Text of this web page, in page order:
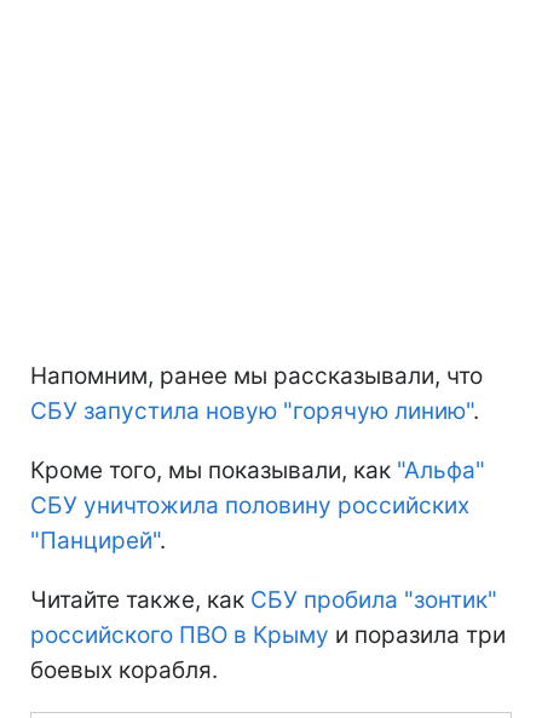
Напомним, ранее мы рассказывали, что
СБУ запустила новую "горячую линию".
Кроме того, мы показывали, как "Альфа"
СБУ уничтожила половину российских
"Панцирей".
Читайте также, как СБУ пробила "зонтик"
российского ПВО в Крыму и поразила три
боевых корабля.